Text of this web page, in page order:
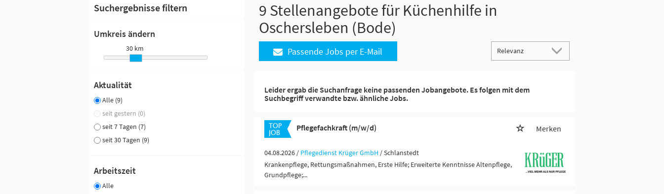
Suchergebnisse filtern
Umkreis ändern
30 km
Aktualität
Alle (9)
seit gestern (0)
seit 7 Tagen (7)
seit 30 Tagen (9)
Arbeitszeit
Alle
9 Stellenangebote für Küchenhilfe in
Oschersleben (Bode)
Passende Jobs per E-Mail
Leider ergab die Suchanfrage keine passenden Jobangebote. Es folgen mit dem
Suchbegriff verwandte bzw. ähnliche Jobs.
Pflegefachkraft (m/w/d) Merken
04.08.2026 / Pflegedienst Krüger GmbH / Schlanstedt
Krankenpflege, Rettungsmaßnahmen, Erste Hilfe; Erweiterte Kenntnisse Altenpflege,
Grundpflege;...